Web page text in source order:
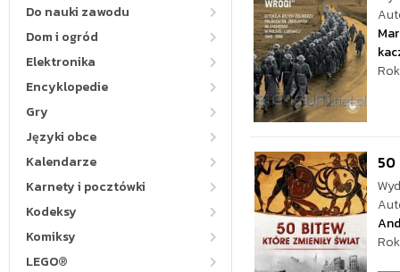
Do nauki zawodu
Dom i ogród
Elektronika
Encyklopedie
Gry
Języki obce
Kalendarze
Karnety i pocztówki
Kodeksy
Komiksy
LEGO®
50